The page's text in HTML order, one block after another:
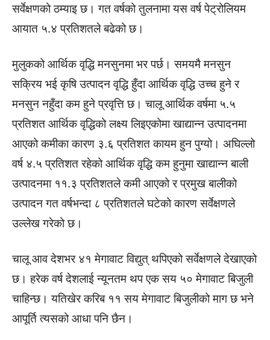
सर्वेक्षणको ठम्याइ छ। गत वर्षको तुलनामा यस वर्ष पेट्रोलियम
आयात ५.४ प्रतिशतले बढेको छ।
मुलुकको आर्थिक वृद्धि मनसुनमा भर पर्छ। समयमै मनसुन
सक्रिय भई कृषि उत्पादन वृद्धि हुँदा आर्थिक वृद्धि उच्च हुने र
मनसुन नहुँदा कम हुने प्रवृत्ति छ। चालू आर्थिक वर्षमा ५.५
प्रतिशत आर्थिक वृद्धिको लक्ष्य लिइएकोमा खाद्यान्न उत्पादनमा
आएको कमीका कारण ३.६ प्रतिशत कायम हुन पुग्यो। अघिल्लो
वर्ष ४.५ प्रतिशत रहेको आर्थिक वृद्धि कम हुनुमा खाद्यान्न बाली
उत्पादनमा ११.३ प्रतिशतले कमी आएको र प्रमुख बालीको
उत्पादन गत वर्षभन्दा ८ प्रतिशतले घटेको कारण सर्वेक्षणले
उल्लेख गरेको छ।
चालू आव देशभर ४१ मेगावाट विद्युत् थपिएको सर्वेक्षणले देखाएको
छ। हरेक वर्ष देशलाई न्यूनतम थप एक सय ५० मेगावाट बिजुली
चाहिन्छ। यतिखेर करिब ११ सय मेगावाट बिजुलीको माग छ भने
आपूर्ति त्यसको आधा पनि छैन।